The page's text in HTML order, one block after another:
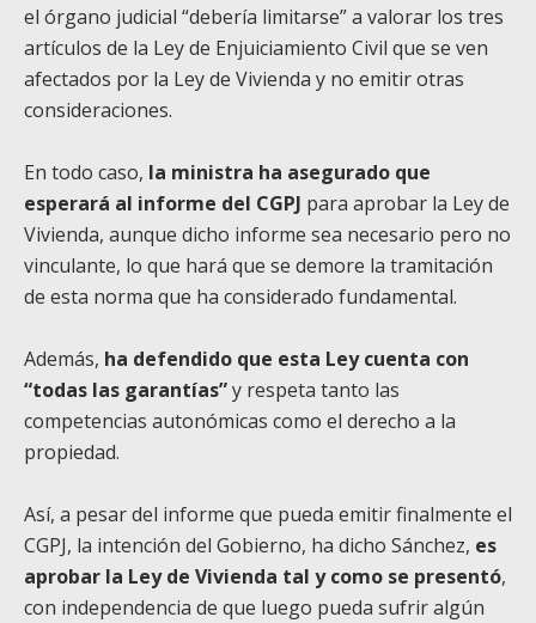
el órgano judicial “debería limitarse” a valorar los tres
artículos de la Ley de Enjuiciamiento Civil que se ven
afectados por la Ley de Vivienda y no emitir otras
consideraciones.
En todo caso, la ministra ha asegurado que
esperará al informe del CGPJ para aprobar la Ley de
Vivienda, aunque dicho informe sea necesario pero no
vinculante, lo que hará que se demore la tramitación
de esta norma que ha considerado fundamental.
Además, ha defendido que esta Ley cuenta con
“todas las garantías”y respeta tanto las
competencias autonómicas como el derecho a la
propiedad.
Así, a pesar del informe que pueda emitir finalmente el
CGPJ, la intención del Gobierno, ha dicho Sánchez, es
aprobar la Ley de Vivienda tal y como se presentó,
con independencia de que luego pueda sufrir algún